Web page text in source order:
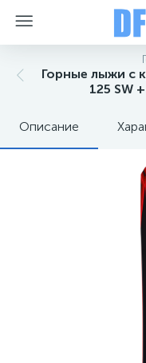
Горные лыжи с
125 SW
Описание